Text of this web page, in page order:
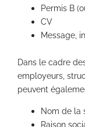
Permis B
CV
Message,
Dans le cadre
employeurs,
peuvent
Nom de la
Raison